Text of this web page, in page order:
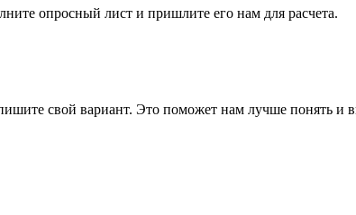
опросный лист и пришлите его нам для расчета.
свой вариант. Это поможет нам лучше понять и